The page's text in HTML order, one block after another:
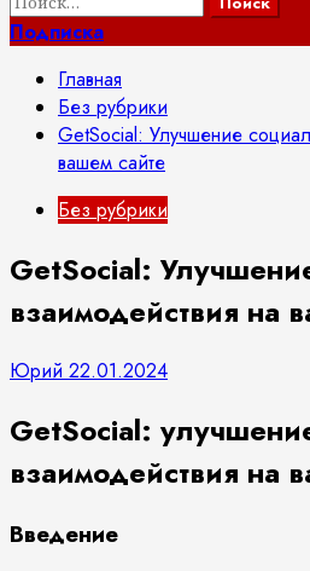
Подписка
Главная
Без рубрики
GetSocial: Улучшение
вашем сайте
Без рубрики
GetSocial:
взаимодействия на
Юрий 22.01.2024
GetSocial:
взаимодействия на
Введение